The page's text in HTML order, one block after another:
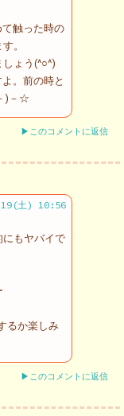
触った時の
。
ょう(^○^)
。前の時と
)－☆
▶このコメントに返信
土) 10:56
にもヤバイで
るか楽しみ
▶このコメントに返信